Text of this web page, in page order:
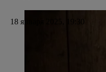
18 января 2025, 19:30